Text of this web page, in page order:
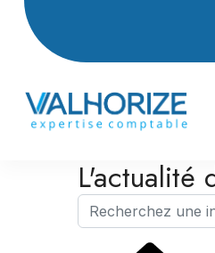
L'actualité